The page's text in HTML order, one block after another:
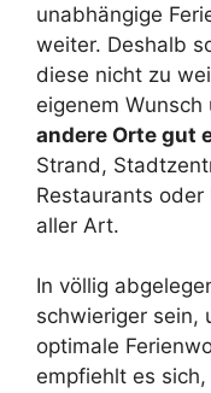
unabhängige
weiter. Deshalb
diese nicht zu
eigenem
andere Orte gut
Strand,
Restaurants
aller Art.
In völlig
schwieriger sein,
optimale
empfiehlt es sich,